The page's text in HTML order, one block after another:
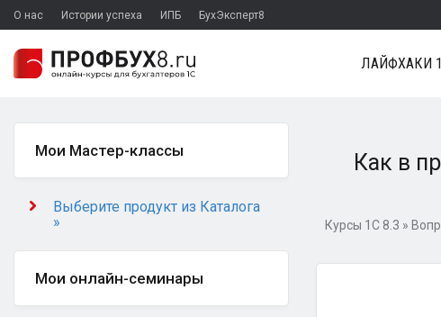
О нас Истории успеха ИПБ БухЭксперт8
ЛАЙФХАКИ
Как в
Курсы 1С 8.3 »
Мои Мастер-классы
Выберите продукт из Каталога
»
Мои онлайн-семинары